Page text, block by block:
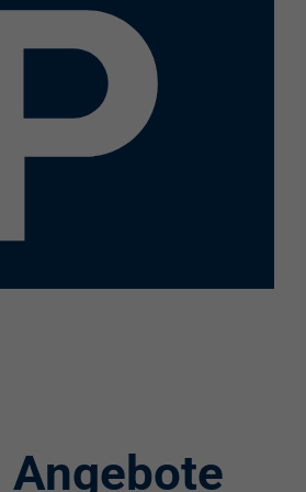
Angebote